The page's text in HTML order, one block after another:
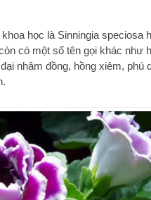
học là Sinningia speciosa
có một số tên gọi khác như
nhâm đồng, hồng xiêm, phú